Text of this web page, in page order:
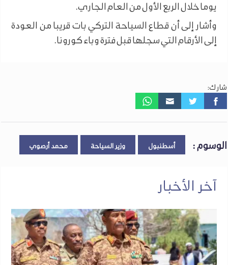
يوما خلال الربع الأول من العام الجاري.
وأشار إلى أن قطاع السياحة التركي بات قريبا من العودة
إلى الأرقام التي سجلها قبل فترة وباء كورونا.
شارك:
الوسوم : أسطنبول وزير السياحة محمد أرصوي
آخر الأخبار